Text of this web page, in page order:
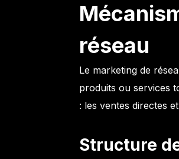
réseau
Le marketing de
produits ou services
: les ventes directes
Structure